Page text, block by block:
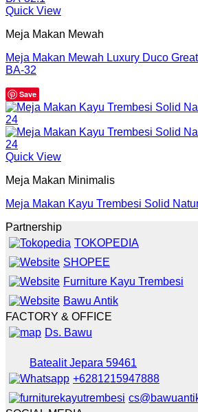
Quick View
Meja Makan Mewah
Meja Makan Mewah Luxury Duco
BA-32
Save
Quick View
Meja Makan Minimalis
Meja Makan Kayu Trembesi Solid
Partnership
TOKOPEDIA
SHOPEE
Furniture Kayu Trembesi
Bawu Antik
FACTORY & OFFICE
Ds. Bawu
Batealit Jepara 59461
+6281215947888